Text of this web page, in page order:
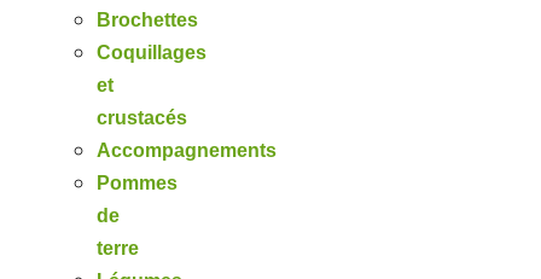
Brochettes
Coquillages
et
crustacés
Accompagnements
Pommes
de
terre